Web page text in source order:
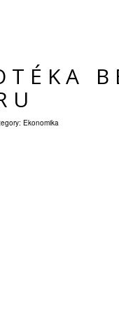
Ekonomika